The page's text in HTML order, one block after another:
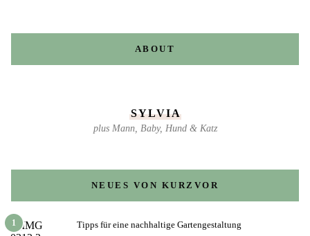
ABOUT
SYLVIA
plus Mann, Baby, Hund & Katz
NEUES VON KURZVOR
1 Tipps für eine nachhaltige Gartengestaltung